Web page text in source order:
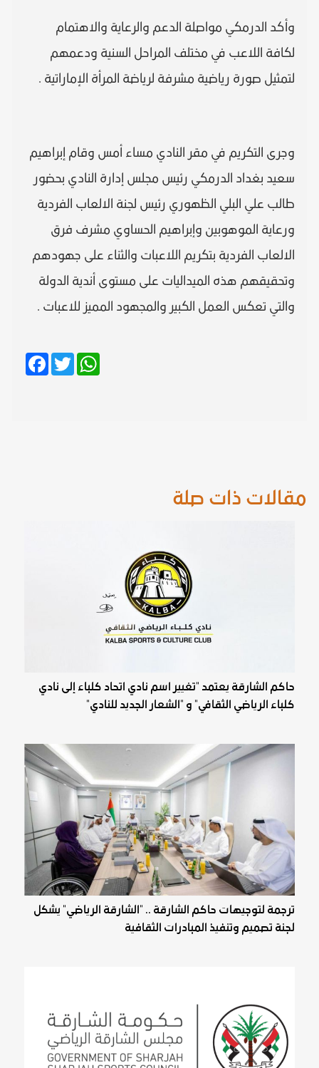
مقالات ذات صلة
حاكم الشارقة يعتمد "تغيير اسم نادي اتحاد كلباء إلى نادي
كلباء الرياضي الثقافي" و "الشعار الجديد للنادي"
ترجمة لتوجيهات حاكم الشارقة .. "الشارقة الرياضي" يشكل
لجنة تصميم وتنفيذ المبادرات الثقافية
وأكد الدرمكي مواصلة الدعم والرعاية والاهتمام
لكافة اللاعب في مختلف المراحل السنية ودعمهم
لتمثيل صورة رياضية مشرفة لرياضة المرأة الإماراتية .
وجرى التكريم في مقر النادي مساء أمس وقام إبراهيم
سعيد بغداد الدرمكي رئيس مجلس إدارة النادي بحضور
طالب علي البلي الظهوري رئيس لجنة الالعاب الفردية
ورعاية الموهوبين وإبراهيم الحساوي مشرف فرق
الالعاب الفردية بتكريم اللاعبات والثناء على جهودهم
وتحقيقهم هذه الميداليات على مستوى أندية الدولة
والتي تعكس العمل الكبير والمجهود المميز للاعبات .
Facebook
Twitter